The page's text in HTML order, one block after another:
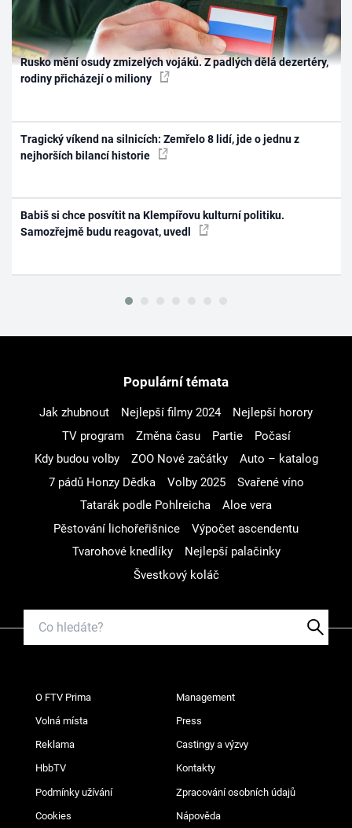
Rusko mění osudy zmizelých vojáků. Z padlých dělá dezertéry,
rodiny přicházejí o miliony
Tragický víkend na silnicích: Zemřelo 8 lidí, jde o jednu z
nejhorších bilancí historie
Babiš si chce posvítit na Klempířovu kulturní politiku.
Samozřejmě budu reagovat, uvedl
Populární témata
Jak zhubnout Nejlepší filmy 2024
Nejlepší horory
TV program
Změna času Partie
Počasí
Kdy budou volby
ZOO Nové začátky
Auto – katalog
7 pádů Honzy Dědka
Volby 2025
Svařené víno
Tatarák podle Pohlreicha
Aloe vera
Pěstování lichořeřišnice
Výpočet ascendentu
Tvarohové knedlíky
Nejlepší palačinky
Švestkový koláč
O FTV Prima Management
Volná místa Press
Reklama Castingy a výzvy
HbbTV Kontakty
Podmínky užívání Zpracování osobních údajů
Cookies Nápověda